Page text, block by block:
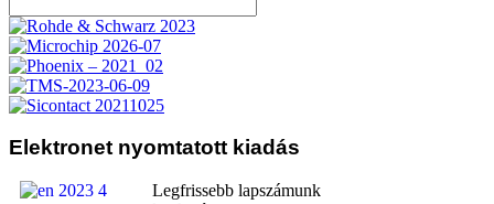
Elektronet nyomtatott kiadás
Legfrissebb lapszámunk